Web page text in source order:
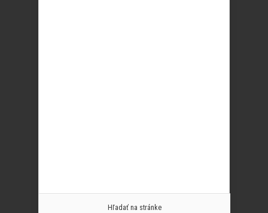
Hľadať na stránke